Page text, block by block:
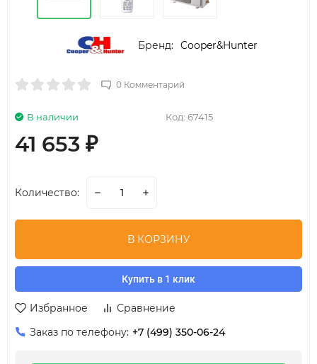
Бренд: Cooper&Hunter
0 Комментарий
Код: 67415
В наличии
41 653 ₽
Количество:
В КОРЗИНУ
Купить в 1 клик
Избранное
Сравнение
Заказ по телефону: +7 (499) 350-06-24